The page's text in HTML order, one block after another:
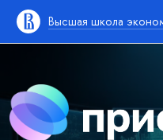
Высшая школа